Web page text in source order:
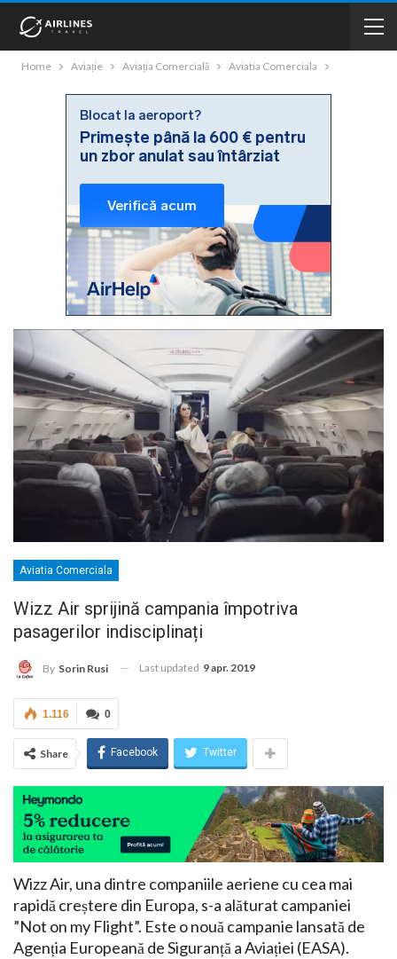
Home Aviație Aviația Comercială Aviatia Comerciala
Aviatia Comerciala
Wizz Air sprijină campania împotriva
pasagerilor indisciplinați
By Sorin Rusi Last updated 9 apr. 2019
0
1.116
Share Facebook Twitter
Wizz Air, una dintre companiile aeriene cu cea mai
rapidă creștere din Europa, s-a alăturat campaniei
”Not on my Flight”. Este o nouă campanie lansată de
Agenția Europeană de Siguranță a Aviației (EASA).